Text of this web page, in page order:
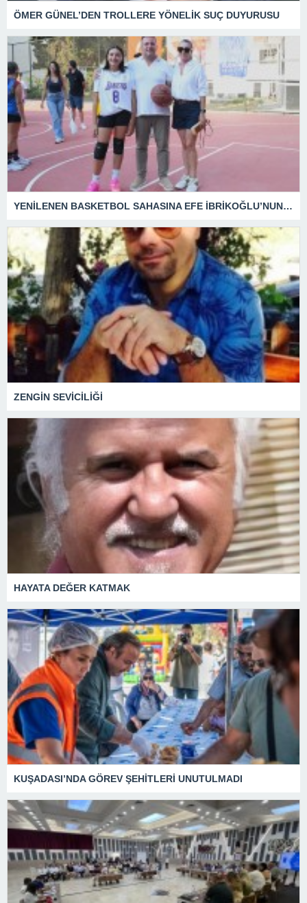
ÖMER GÜNEL’DEN TROLLERE YÖNELİK SUÇ DUYURUSU
YENİLENEN BASKETBOL SAHASINA EFE İBRİKOĞLU’NUN ADI VERİLDİ
ZENGİN SEVİCİLİĞİ
HAYATA DEĞER KATMAK
KUŞADASI’NDA GÖREV ŞEHİTLERİ UNUTULMADI